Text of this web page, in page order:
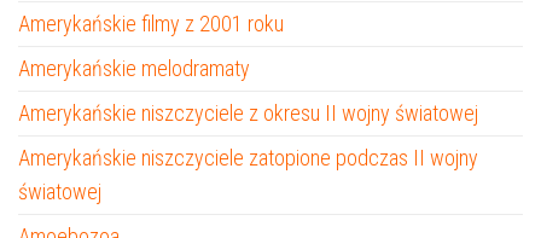
Amerykańskie filmy z 2001 roku
Amerykańskie melodramaty
Amerykańskie niszczyciele z okresu II wojny światowej
Amerykańskie niszczyciele zatopione podczas II wojny
światowej